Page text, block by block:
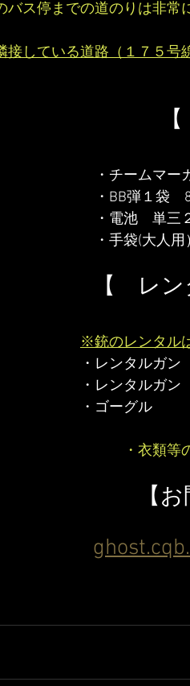
バス停までの道のりは非常
している道路（１７５号
　販売
ムマーカー　　
１袋　800発入
　単三２本　　
(大人用）　　
レンタル
※銃のレンタル
タルガン（本体
タルガン（電
グル　　　　　
類等のレン
問い合